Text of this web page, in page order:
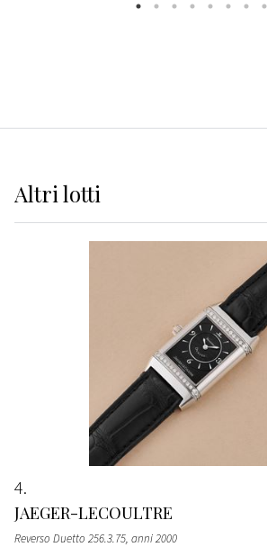
Altrilotti
4
JAEGER-LECOULTRE
Reverso Duetto 256.3.75, anni 2000